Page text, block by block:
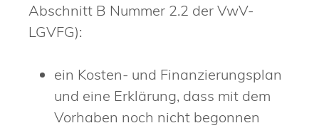
Abschnitt B Nummer 2.2 der VwV-
LGVFG):
ein Kosten- und Finanzierungsplan
und eine Erklärung, dass mit dem
Vorhaben noch nicht begonnen